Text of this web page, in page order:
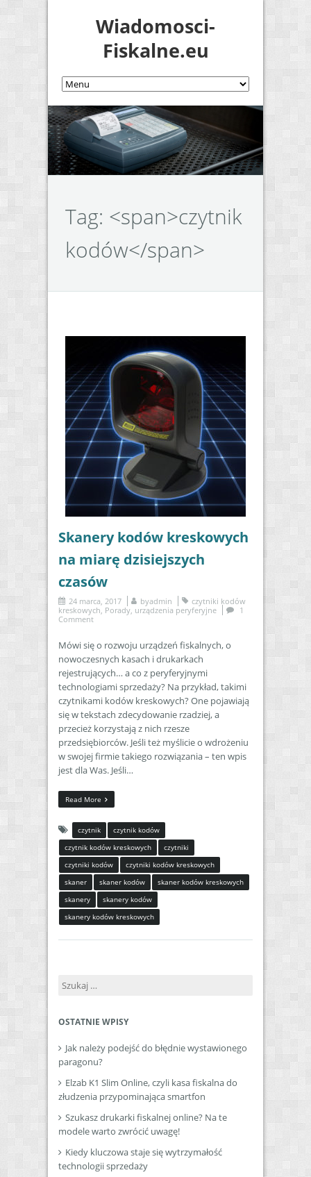
Wiadomosci-
Fiskalne.eu
Tag: <span>czytnik
kodów</span>
Skanery kodów kreskowych
na miarę dzisiejszych
czasów
24 marca, 2017 byadmin
czytniki kodów
kreskowych, Porady, urządzenia peryferyjne
1
Comment
Mówi się o rozwoju urządzeń fiskalnych, o
nowoczesnych kasach i drukarkach
rejestrujących… a co z peryferyjnymi
technologiami sprzedaży? Na przykład, takimi
czytnikami kodów kreskowych? One pojawiają
się w tekstach zdecydowanie rzadziej, a
przecież korzystają z nich rzesze
przedsiębiorców. Jeśli też myślicie o wdrożeniu
w swojej firmie takiego rozwiązania – ten wpis
jest dla Was. Jeśli…
Read More
czytnik
czytnik kodów
czytnik kodów kreskowych
czytniki
czytniki kodów
czytniki kodów kreskowych
skaner
skaner kodów
skaner kodów kreskowych
skanery
skanery kodów
skanery kodów kreskowych
Szukaj:
OSTATNIE WPISY
Jak należy podejść do błędnie wystawionego
paragonu?
Elzab K1 Slim Online, czyli kasa fiskalna do
złudzenia przypominająca smartfon
Szukasz drukarki fiskalnej online? Na te
modele warto zwrócić uwagę!
Kiedy kluczowa staje się wytrzymałość
technologii sprzedaży